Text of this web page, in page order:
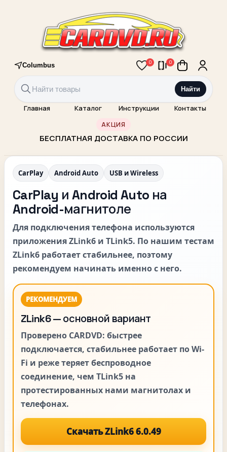
Columbus 0 0
Найти
Главная Каталог Инструкции Контакты
АКЦИЯ
БЕСПЛАТНАЯ ДОСТАВКА ПО РОССИИ
CarPlay Android Auto USB и Wireless
CarPlay и Android Auto на
Android-магнитоле
Для подключения телефона используются
приложенияZLink6 и TLink5. По нашим тестам
ZLink6 работает стабильнее, поэтому
рекомендуем начинать именно с него.
РЕКОМЕНДУЕМ
ZLink6 — основной вариант
Проверено CARDVD: быстрее
подключается, стабильнее работает по Wi-
Fi и реже теряет беспроводное
соединение, чем TLink5 на
протестированных нами магнитолах и
телефонах.
Скачать ZLink6 6.0.49